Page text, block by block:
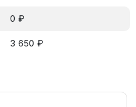
0 ₽
3 650 ₽